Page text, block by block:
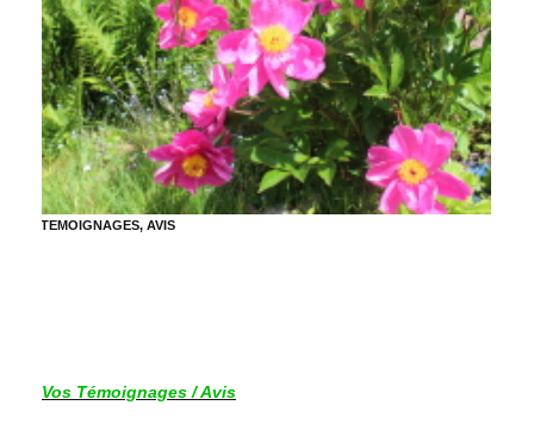
TEMOIGNAGES, AVIS
Vos Témoignages / Avis